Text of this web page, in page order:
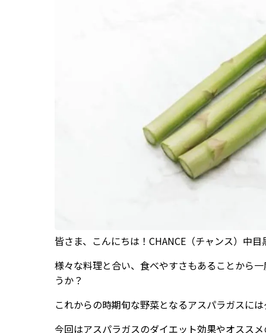
皆さま、こんにちは！CHANCE（チャンス）中
様々な料理と合い、食べやすさもあることから
うか？
これからの時期旬な野菜となるアスパラガスに
今回はアスパラガスのダイエット効果やオスス